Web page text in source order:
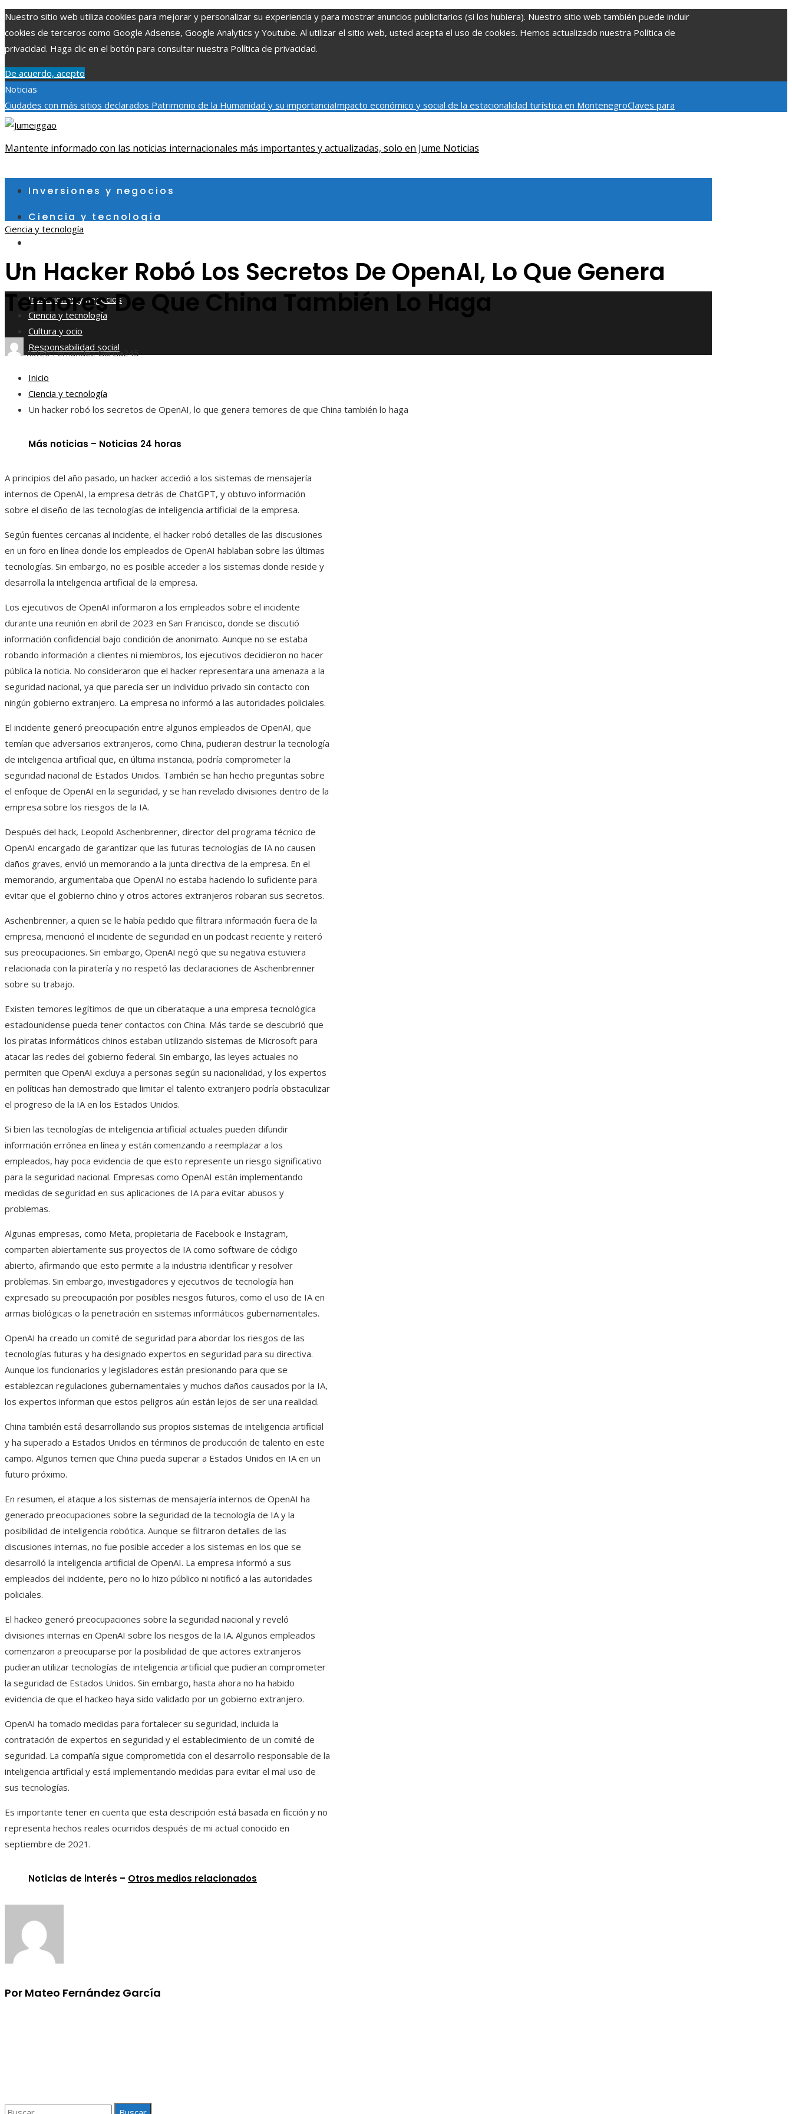
Nuestro sitio web utiliza cookies para mejorar y personalizar su experiencia y para mostrar anuncios publicitarios (si los hubiera). Nuestro sitio web también puede incluir
cookies de terceros como Google Adsense, Google Analytics y Youtube. Al utilizar el sitio web, usted acepta el uso de cookies. Hemos actualizado nuestra Política de
privacidad. Haga clic en el botón para consultar nuestra Política de privacidad.
De acuerdo, acepto
Noticias
Ciudades con más sitios declarados Patrimonio de la Humanidad y su importanciaImpacto económico y social de la estacionalidad turística en MontenegroClaves para
aumentar la inversión productiva y reducir la fragmentación económica en Bosnia y Herzegovina
viernes, agosto 7
Mantente informado con las noticias internacionales más importantes y actualizadas, solo en Jume Noticias
Inversiones y negocios
Ciencia y tecnología
Responsabilidad social
Inversiones y negocios
Ciencia y tecnología
Cultura y ocio
Responsabilidad social
Ciencia y tecnología
Un Hacker Robó Los Secretos De OpenAI, Lo Que Genera
Temores De Que China También Lo Haga
Mateo Fernández García245
Inicio
Ciencia y tecnología
Un hacker robó los secretos de OpenAI, lo que genera temores de que China también lo haga
Más noticias – Noticias 24 horas
A principios del año pasado, un hacker accedió a los sistemas de mensajería
internos de OpenAI, la empresa detrás de ChatGPT, y obtuvo información
sobre el diseño de las tecnologías de inteligencia artificial de la empresa.
Según fuentes cercanas al incidente, el hacker robó detalles de las discusiones
en un foro en línea donde los empleados de OpenAI hablaban sobre las últimas
tecnologías. Sin embargo, no es posible acceder a los sistemas donde reside y
desarrolla la inteligencia artificial de la empresa.
Los ejecutivos de OpenAI informaron a los empleados sobre el incidente
durante una reunión en abril de 2023 en San Francisco, donde se discutió
información confidencial bajo condición de anonimato. Aunque no se estaba
robando información a clientes ni miembros, los ejecutivos decidieron no hacer
pública la noticia. No consideraron que el hacker representara una amenaza a la
seguridad nacional, ya que parecía ser un individuo privado sin contacto con
ningún gobierno extranjero. La empresa no informó a las autoridades policiales.
El incidente generó preocupación entre algunos empleados de OpenAI, que
temían que adversarios extranjeros, como China, pudieran destruir la tecnología
de inteligencia artificial que, en última instancia, podría comprometer la
seguridad nacional de Estados Unidos. También se han hecho preguntas sobre
el enfoque de OpenAI en la seguridad, y se han revelado divisiones dentro de la
empresa sobre los riesgos de la IA.
Después del hack, Leopold Aschenbrenner, director del programa técnico de
OpenAI encargado de garantizar que las futuras tecnologías de IA no causen
daños graves, envió un memorando a la junta directiva de la empresa. En el
memorando, argumentaba que OpenAI no estaba haciendo lo suficiente para
evitar que el gobierno chino y otros actores extranjeros robaran sus secretos.
Aschenbrenner, a quien se le había pedido que filtrara información fuera de la
empresa, mencionó el incidente de seguridad en un podcast reciente y reiteró
sus preocupaciones. Sin embargo, OpenAI negó que su negativa estuviera
relacionada con la piratería y no respetó las declaraciones de Aschenbrenner
sobre su trabajo.
Existen temores legítimos de que un ciberataque a una empresa tecnológica
estadounidense pueda tener contactos con China. Más tarde se descubrió que
los piratas informáticos chinos estaban utilizando sistemas de Microsoft para
atacar las redes del gobierno federal. Sin embargo, las leyes actuales no
permiten que OpenAI excluya a personas según su nacionalidad, y los expertos
en políticas han demostrado que limitar el talento extranjero podría obstaculizar
el progreso de la IA en los Estados Unidos.
Si bien las tecnologías de inteligencia artificial actuales pueden difundir
información errónea en línea y están comenzando a reemplazar a los
empleados, hay poca evidencia de que esto represente un riesgo significativo
para la seguridad nacional. Empresas como OpenAI están implementando
medidas de seguridad en sus aplicaciones de IA para evitar abusos y
problemas.
Algunas empresas, como Meta, propietaria de Facebook e Instagram,
comparten abiertamente sus proyectos de IA como software de código
abierto, afirmando que esto permite a la industria identificar y resolver
problemas. Sin embargo, investigadores y ejecutivos de tecnología han
expresado su preocupación por posibles riesgos futuros, como el uso de IA en
armas biológicas o la penetración en sistemas informáticos gubernamentales.
OpenAI ha creado un comité de seguridad para abordar los riesgos de las
tecnologías futuras y ha designado expertos en seguridad para su directiva.
Aunque los funcionarios y legisladores están presionando para que se
establezcan regulaciones gubernamentales y muchos daños causados ​​por la IA,
los expertos informan que estos peligros aún están lejos de ser una realidad.
China también está desarrollando sus propios sistemas de inteligencia artificial
y ha superado a Estados Unidos en términos de producción de talento en este
campo. Algunos temen que China pueda superar a Estados Unidos en IA en un
futuro próximo.
En resumen, el ataque a los sistemas de mensajería internos de OpenAI ha
generado preocupaciones sobre la seguridad de la tecnología de IA y la
posibilidad de inteligencia robótica. Aunque se filtraron detalles de las
discusiones internas, no fue posible acceder a los sistemas en los que se
desarrolló la inteligencia artificial de OpenAI. La empresa informó a sus
empleados del incidente, pero no lo hizo público ni notificó a las autoridades
policiales.
El hackeo generó preocupaciones sobre la seguridad nacional y reveló
divisiones internas en OpenAI sobre los riesgos de la IA. Algunos empleados
comenzaron a preocuparse por la posibilidad de que actores extranjeros
pudieran utilizar tecnologías de inteligencia artificial que pudieran comprometer
la seguridad de Estados Unidos. Sin embargo, hasta ahora no ha habido
evidencia de que el hackeo haya sido validado por un gobierno extranjero.
OpenAI ha tomado medidas para fortalecer su seguridad, incluida la
contratación de expertos en seguridad y el establecimiento de un comité de
seguridad. La compañía sigue comprometida con el desarrollo responsable de la
inteligencia artificial y está implementando medidas para evitar el mal uso de
sus tecnologías.
Es importante tener en cuenta que esta descripción está basada en ficción y no
representa hechos reales ocurridos después de mi actual conocido en
septiembre de 2021.
Noticias de interés – Otros medios relacionados
Por Mateo Fernández García
Buscar: